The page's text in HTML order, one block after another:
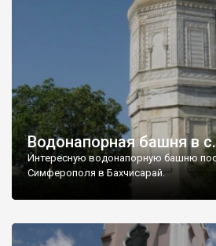
Водонапорная башня в
Интересную водонапорную башню
Симферополя в Бахчисарай.